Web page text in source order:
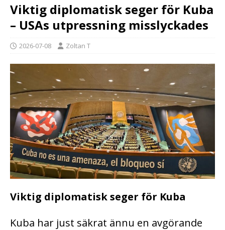
Viktig diplomatisk seger för Kuba
– USAs utpressning misslyckades
2026-07-08 Zoltan T
Viktig diplomatisk seger för Kuba
Kuba har just säkrat ännu en avgörande